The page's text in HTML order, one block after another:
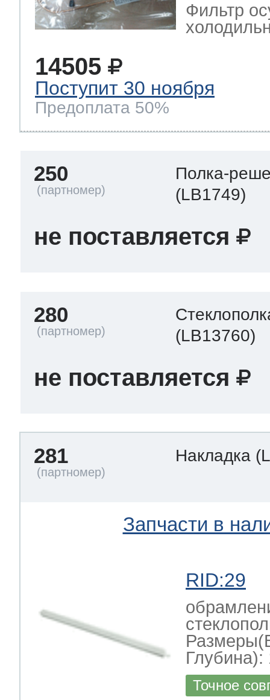
Фильтр
14505
Поступит 30 ноября
Предоплата 50%
250
Полка-
(LB1749)
не поставляется
280
(LB13760)
не поставляется
281 Накладка
Запчасти в
RID:29
Глубина):
Точное